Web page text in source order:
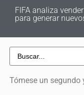
FIFA analiza
para generar
Tómese un segundo